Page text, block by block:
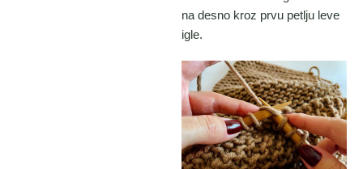
na desno kroz prvu petlju leve
igle.